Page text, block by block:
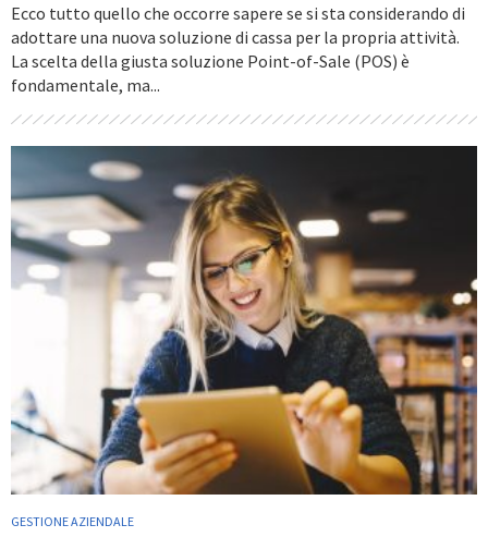
Ecco tutto quello che occorre sapere se si sta considerando di
adottare una nuova soluzione di cassa per la propria attività.
La scelta della giusta soluzione Point-of-Sale (POS) è
fondamentale, ma...
GESTIONE AZIENDALE